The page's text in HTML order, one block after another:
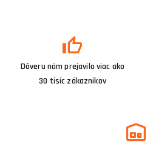
Dôveru nám prejavilo viac ako
30 tisíc zákazníkov